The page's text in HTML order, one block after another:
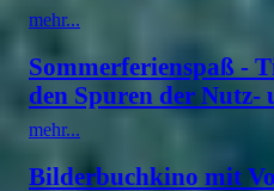
mehr...
Sommerferienspaß -
den Spuren der
mehr...
Bilderbuchkino mit